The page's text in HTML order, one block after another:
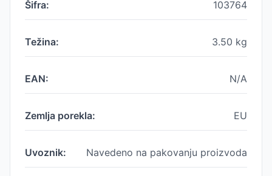
Šifra: 103764
Težina: 3.50 kg
EAN: N/A
Zemlja porekla: EU
Uvoznik: Navedeno na pakovanju proizvoda